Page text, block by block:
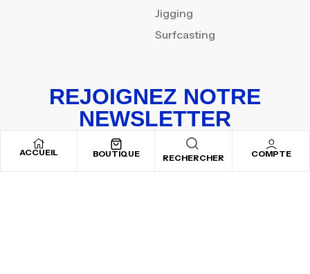
ACCUEIL BOUTIQUE RECHERCHER COMPTE
Jigging
Surfcasting
REJOIGNEZ NOTRE
NEWSLETTER
Inscrivez-vous pour recevoir nos offres spéciales